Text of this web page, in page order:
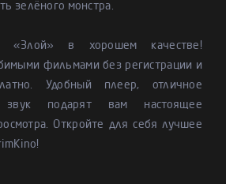
зелёного монстра.
«Злой» в хорошем качестве!
фильмами без регистрации и
Удобный плеер, отличное
подарят вам настоящее
Откройте для себя лучшее